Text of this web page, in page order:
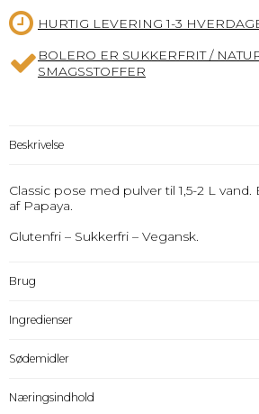
HURTIG LEVERING 1-3
BOLERO ER SUKKERFRIT /
SMAGSSTOFFER
Beskrivelse
Classic pose med pulver til 1,5-2 L
af Papaya.
Glutenfri – Sukkerfri – Vegansk.
Brug
Ingredienser
Sødemidler
Næringsindhold